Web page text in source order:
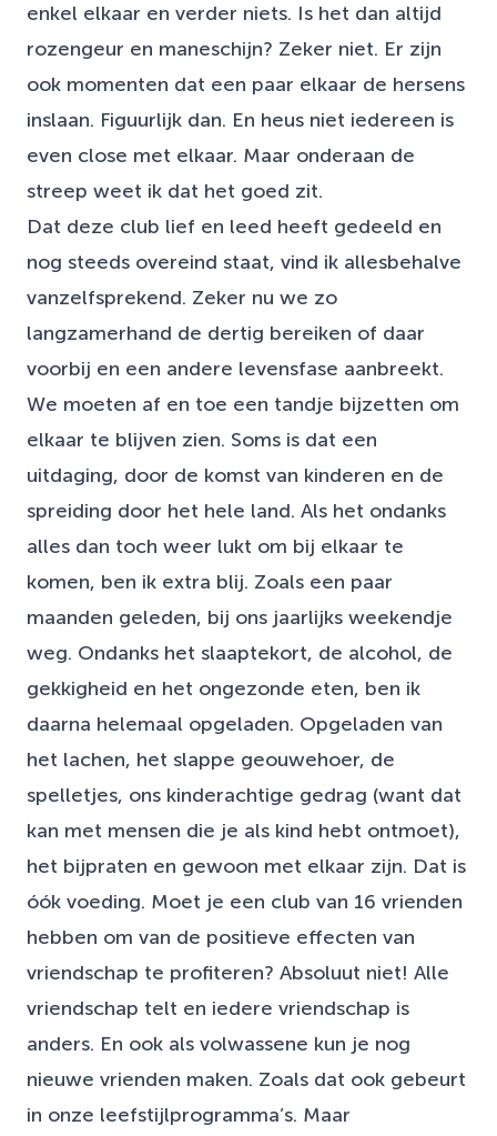
enkel elkaar en verder niets. Is het dan altijd
rozengeur en maneschijn? Zeker niet. Er zijn
ook momenten dat een paar elkaar de hersens
inslaan. Figuurlijk dan. En heus niet iedereen is
even close met elkaar. Maar onderaan de
streep weet ik dat het goed zit.
Dat deze club lief en leed heeft gedeeld en
nog steeds overeind staat, vind ik allesbehalve
vanzelfsprekend. Zeker nu we zo
langzamerhand de dertig bereiken of daar
voorbij en een andere levensfase aanbreekt.
We moeten af en toe een tandje bijzetten om
elkaar te blijven zien. Soms is dat een
uitdaging, door de komst van kinderen en de
spreiding door het hele land. Als het ondanks
alles dan toch weer lukt om bij elkaar te
komen, ben ik extra blij. Zoals een paar
maanden geleden, bij ons jaarlijks weekendje
weg. Ondanks het slaaptekort, de alcohol, de
gekkigheid en het ongezonde eten, ben ik
daarna helemaal opgeladen. Opgeladen van
het lachen, het slappe geouwehoer, de
spelletjes, ons kinderachtige gedrag (want dat
kan met mensen die je als kind hebt ontmoet),
het bijpraten en gewoon met elkaar zijn. Dat is
óók voeding. Moet je een club van 16 vrienden
hebben om van de positieve effecten van
vriendschap te profiteren? Absoluut niet! Alle
vriendschap telt en iedere vriendschap is
anders. En ook als volwassene kun je nog
nieuwe vrienden maken. Zoals dat ook gebeurt
in onze leefstijlprogramma’s. Maar